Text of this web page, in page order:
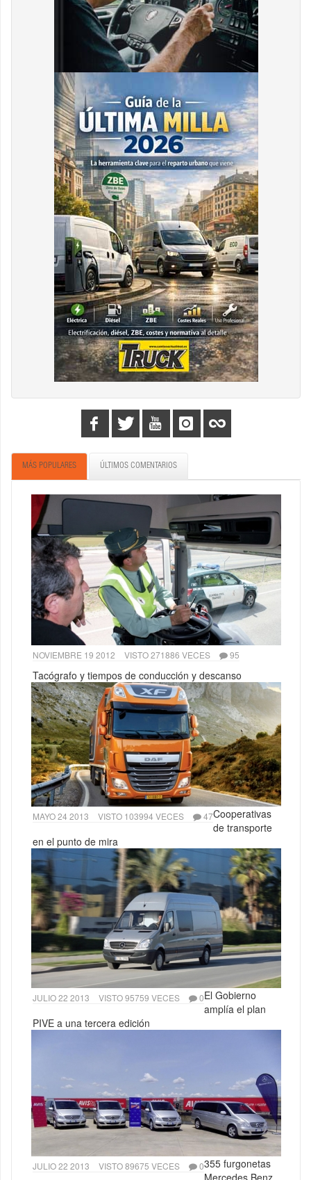
MÁS POPULARES ÚLTIMOS COMENTARIOS
NOVIEMBRE 19 2012 VISTO 271886 VECES 95
Tacógrafo y tiempos de conducción y descanso
MAYO 24 2013 VISTO 103994 VECES 47Cooperativas
de transporte
en el punto de mira
JULIO 22 2013 VISTO 95759 VECES 0El Gobierno
amplía el plan
PIVE a una tercera edición
JULIO 22 2013 VISTO 89675 VECES 0355 furgonetas
Mercedes Benz